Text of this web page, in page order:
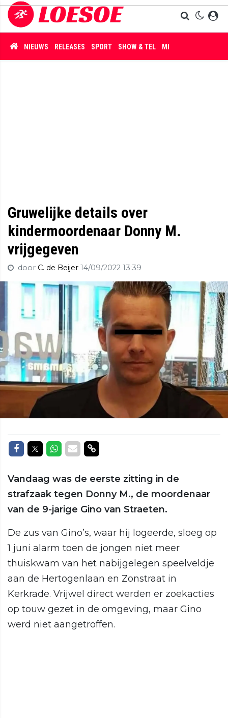
NIEUWS RELEASES SPORT SHOW & TEL MISDAAD
Gruwelijke details over
kindermoordenaar Donny M.
vrijgegeven
door C. de Beijer 14/09/2022 13:39
Delen op Facebook
Delen op Twitter
Delen op Whatsapp
Delen via Mail
Delen via link
Vandaag was de eerste zitting in de
strafzaak tegen Donny M., de moordenaar
van de 9-jarige Gino van Straeten.
De zus van Gino’s, waar hij logeerde, sloeg op
1 juni alarm toen de jongen niet meer
thuiskwam van het nabijgelegen speelveldje
aan de Hertogenlaan en Zonstraat in
Kerkrade. Vrijwel direct werden er zoekacties
op touw gezet in de omgeving, maar Gino
werd niet aangetroffen.